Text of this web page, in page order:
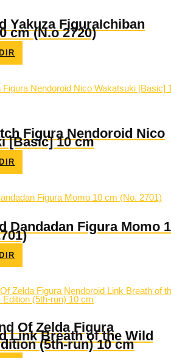
Yakuza FiguraIchiban
cm (N.o 2720)
Figura Nendoroid Nico
[Basic] 10 cm
Dandadan Figura Momo
Of Zelda Figura
Link Breath of the Wild
(5th-run) 10 cm